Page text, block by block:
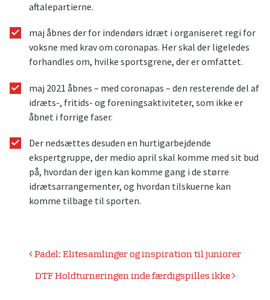
aftalepartierne.
maj åbnes der for indendørs idræt i organiseret regi for
voksne med krav om coronapas. Her skal der ligeledes
forhandles om, hvilke sportsgrene, der er omfattet.
maj 2021 åbnes – med coronapas – den resterende del af
idræts-, fritids- og foreningsaktiviteter, som ikke er
åbnet i forrige faser.
Der nedsættes desuden en hurtigarbejdende
ekspertgruppe, der medio april skal komme med sit bud
på, hvordan der igen kan komme gang i de større
idrætsarrangementer, og hvordan tilskuerne kan
komme tilbage til sporten.
Indlægsnavigation
Padel: Elitesamlinger og inspiration til juniorer
DTF Holdturneringen inde færdigspilles ikke